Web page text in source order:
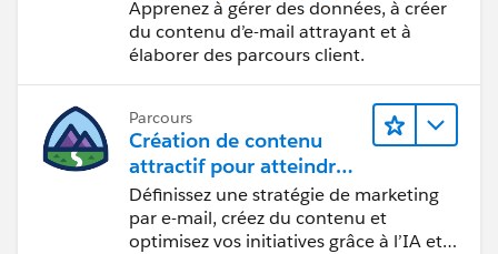
Apprenez à gérer des données, à créer
du contenu d’e-mail attrayant et à
élaborer des parcours client.
Parcours
Création de contenu
attractif pour atteindre
vos objectifs marketing
Définissez une stratégie de marketing
par e-mail, créez du contenu et
optimisez vos initiatives grâce à l’IA et